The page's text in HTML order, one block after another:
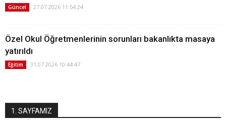
Güncel 27.07.2026 11:54:24
Özel Okul Öğretmenlerinin sorunları bakanlıkta masaya
yatırıldı
Eğitim 31.07.2026 10:44:47
1. SAYFAMIZ